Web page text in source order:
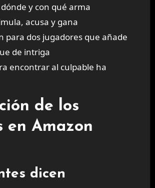
y con qué arma
acusa y gana
para dos jugadores que añade
de intriga
encontrar al culpable ha
de los
en Amazon
dicen